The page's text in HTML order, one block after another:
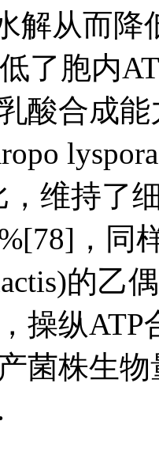
解从而降
了胞内
酸合成
维持了
，同
的乙
操纵
菌株生